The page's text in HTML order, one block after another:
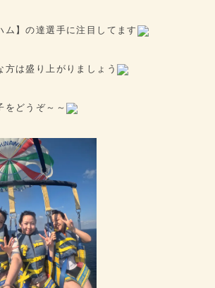
ム】の達選手に注目してます
方は盛り上がりましょう
をどうぞ～～